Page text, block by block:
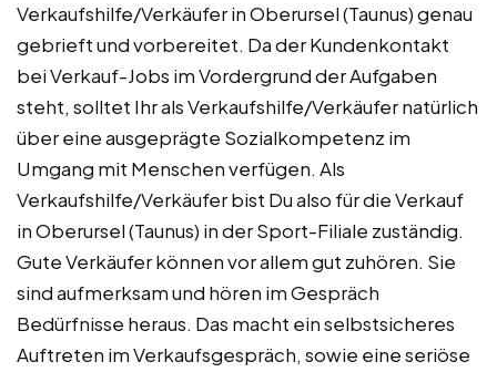
Verkaufshilfe/Verkäufer in Oberursel (Taunus) genau
gebrieft und vorbereitet. Da der Kundenkontakt
bei Verkauf-Jobs im Vordergrund der Aufgaben
steht, solltet Ihr als Verkaufshilfe/Verkäufer natürlich
über eine ausgeprägte Sozialkompetenz im
Umgang mit Menschen verfügen. Als
Verkaufshilfe/Verkäufer bist Du also für die Verkauf
in Oberursel (Taunus) in der Sport-Filiale zuständig.
Gute Verkäufer können vor allem gut zuhören. Sie
sind aufmerksam und hören im Gespräch
Bedürfnisse heraus. Das macht ein selbstsicheres
Auftreten im Verkaufsgespräch, sowie eine seriöse